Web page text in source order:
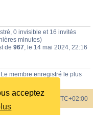
acceptez
0 invisible et 16 invités
minutes)
de 967, le 14 mai 2024, 22:16
Le membre enregistré le plus
Heures au format UTC+02:00